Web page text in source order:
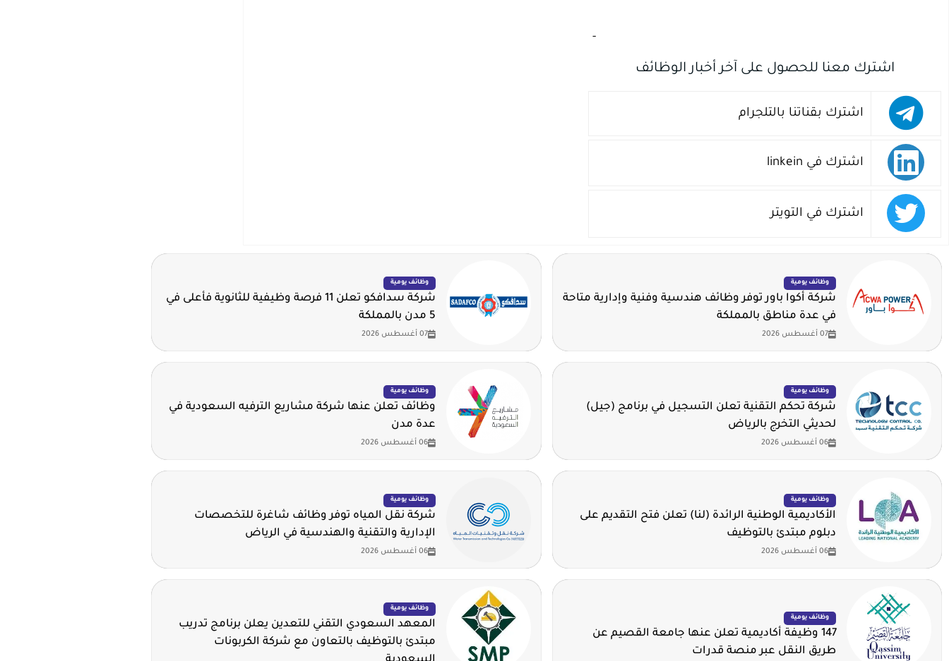
-‏
اشترك معنا للحصول على آخر أخبار الوظائف
اشترك بقناتنا بالتلجرام
اشترك في linkein
اشترك في التويتر
وظائف يومية
شركة أكوا باور توفر وظائف هندسية وفنية وإدارية متاحة
في عدة مناطق بالمملكة
07 أغسطس 2026
وظائف يومية
شركة سدافكو تعلن 11 فرصة وظيفية للثانوية فأعلى في
5 مدن بالمملكة
07 أغسطس 2026
وظائف يومية
شركة تحكم التقنية تعلن التسجيل في برنامج (جيل)
لحديثي التخرج بالرياض
06 أغسطس 2026
وظائف يومية
وظائف تعلن عنها شركة مشاريع الترفيه السعودية في
عدة مدن
06 أغسطس 2026
وظائف يومية
الأكاديمية الوطنية الرائدة (لنا) تعلن فتح التقديم على
دبلوم مبتدئ بالتوظيف
06 أغسطس 2026
وظائف يومية
شركة نقل المياه توفر وظائف شاغرة للتخصصات
الإدارية والتقنية والهندسية في الرياض
06 أغسطس 2026
وظائف يومية
147 وظيفة أكاديمية تعلن عنها جامعة القصيم عن
طريق النقل عبر منصة قدرات
وظائف يومية
المعهد السعودي التقني للتعدين يعلن برنامج تدريب
مبتدئ بالتوظيف بالتعاون مع شركة الكربونات